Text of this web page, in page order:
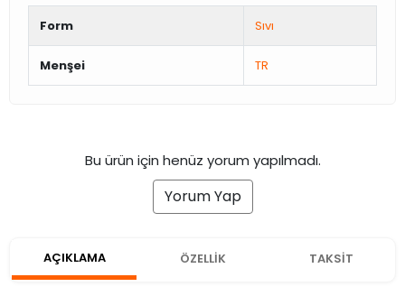
Form Sıvı
Menşei TR
Bu ürün için henüz yorum yapılmadı.
Yorum Yap
AÇIKLAMA ÖZELLİK TAKSİT